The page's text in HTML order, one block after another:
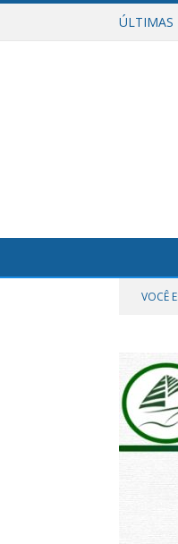
ÚLTIMAS
VOCÊ